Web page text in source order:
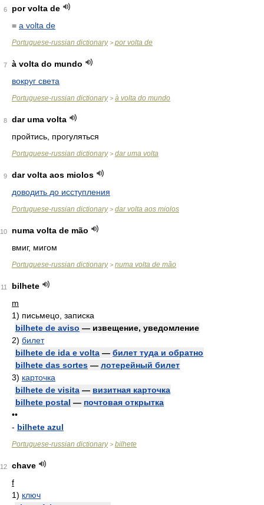
6
por volta de
= a volta de
Portuguese-russian dictionary> por volta de
7
à volta do mundo
вокруг света
Portuguese-russian dictionary> à volta do mundo
8
dar uma volta
пройтись, прогуляться
Portuguese-russian dictionary> dar uma volta
9
dar volta aos miolos
доводить до исступления
Portuguese-russian dictionary> dar volta aos miolos
10
numa volta de mão
вмиг, мигом
Portuguese-russian dictionary> numa volta de mão
11
bilhete
m
1) письмецо, записка
bilhete de aviso — извещение, уведомление
2) билет
bilhete de ida e volta — билет туда и обратно
bilhete das sortes — лотерейный билет
3) карточка
bilhete de visita — визитная карточка
bilhete postal — почтовая открытка
••
- bilhete azul
Portuguese-russian dictionary> bilhete
12
chave
f
1) ключ